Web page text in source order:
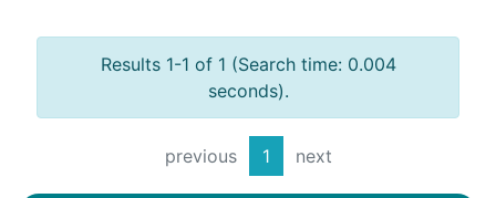
Results 1-1 of 1 (Search time: 0.004
seconds).
previous 1 next